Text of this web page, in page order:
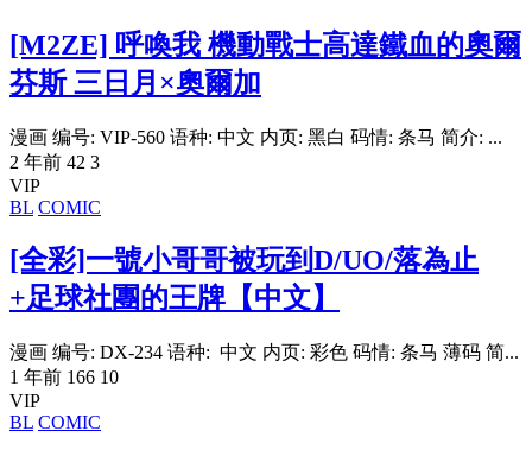
[M2ZE] 呼喚我 機動戰士高達鐵血的奧爾
芬斯 三日月×奧爾加
漫画 编号: VIP-560 语种: 中文 内页: 黑白 码情: 条马 简介: ...
2 年前 42 3
VIP
BL COMIC
[全彩]一號小哥哥被玩到D/UO/落為止
+足球社團的王牌【中文】
漫画 编号: DX-234 语种: 中文 内页: 彩色 码情: 条马 薄码 简...
1 年前 166 10
VIP
BL COMIC